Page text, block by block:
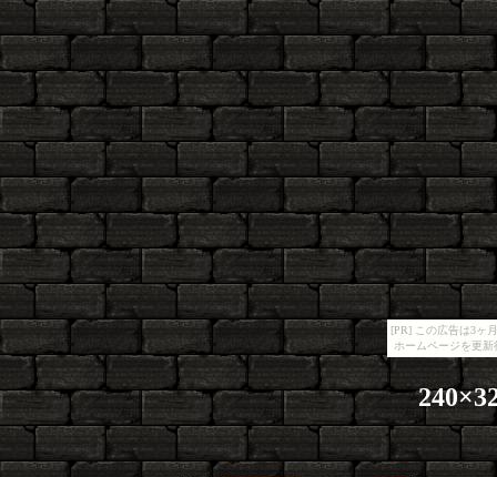
[PR] この広告は3ヶ
ホームページを更